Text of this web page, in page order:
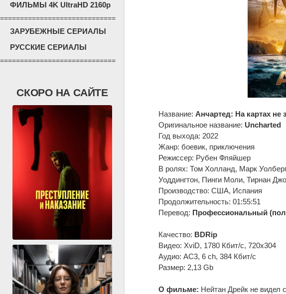
ФИЛЬМЫ 4K UltraHD 2160p
=============================
ЗАРУБЕЖНЫЕ СЕРИАЛЫ
РУССКИЕ СЕРИАЛЫ
=============================
СКОРО НА САЙТЕ
Название: Анчартед: На картах не
Оригинальное название: Uncharted
Год выхода: 2022
Жанр: боевик, приключения
Режиссер: Рубен Фляйшер
В ролях: Том Холланд, Марк
Уоддингтон, Пинги Моли, Тирнан
Производство: США, Испания
Продолжительность: 01:55:51
Перевод: Профессиональный
Качество: BDRip
Видео: XviD, 1780 Кбит/с, 720x304
Аудио: AC3, 6 ch, 384 Кбит/с
Размер: 2,13 Gb
О фильме: Нейтан Дрейк не видел